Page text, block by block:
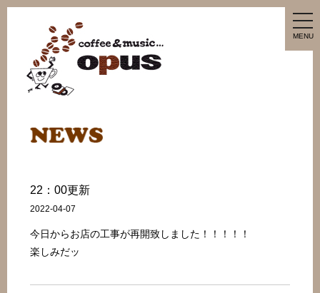
MENU
22：00更新
2022-04-07
今日からお店の工事が再開致しました！！！！！
楽しみだッ